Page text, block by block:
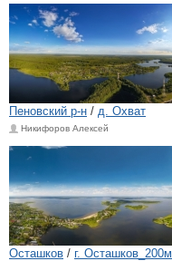
Пеновский р-н / д. Охват
Никифоров Алексей
Осташков / г. Осташков_200м